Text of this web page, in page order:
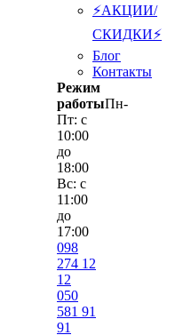
⚡АКЦИИ/
СКИДКИ⚡
Блог
Контакты
Режим
работыПн-
Пт: с
10:00
до
18:00
Вс: с
11:00
до
17:00
098
274 12
12
050
581 91
91